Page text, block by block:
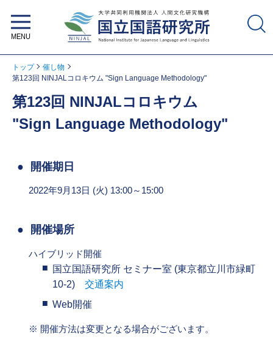
トップ
催し物
第123回 NINJALコロキウム "Sign Language Methodology"
第123回 NINJALコロキウム
"Sign Language Methodology"
開催期日
2022年9月13日 (火) 13:00～15:00
開催場所
ハイブリッド開催
国立国語研究所 セミナー室 (東京都立川市緑町
10-2) 交通案内
Web開催
開催方法は変更となる場合がございます。